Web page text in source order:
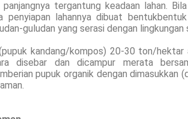
tergantung keadaan lahan.
penyiapan lahannya dibuat
guludan yang serasi dengan lingkungan
kandang/kompos) 20-30 ton/
disebar dan dicampur merata
pupuk organik dengan dimasukkan